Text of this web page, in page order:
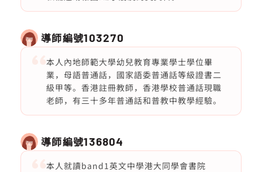
導師編號103270
本人內地師範大學幼兒教育專業學士學位畢
業，母語普通話，國家語委普通話等級證書二
級甲等。香港註冊教師，香港學校普通話現職
老師，有三十多年普通話和普教中教學經驗。
導師編號136804
本人就讀band1英文中學港大同學會書院